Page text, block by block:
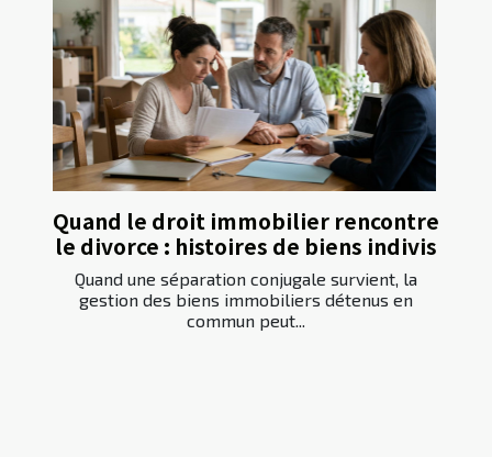
Quand le droit immobilier rencontre
le divorce : histoires de biens indivis
Quand une séparation conjugale survient, la
gestion des biens immobiliers détenus en
commun peut...